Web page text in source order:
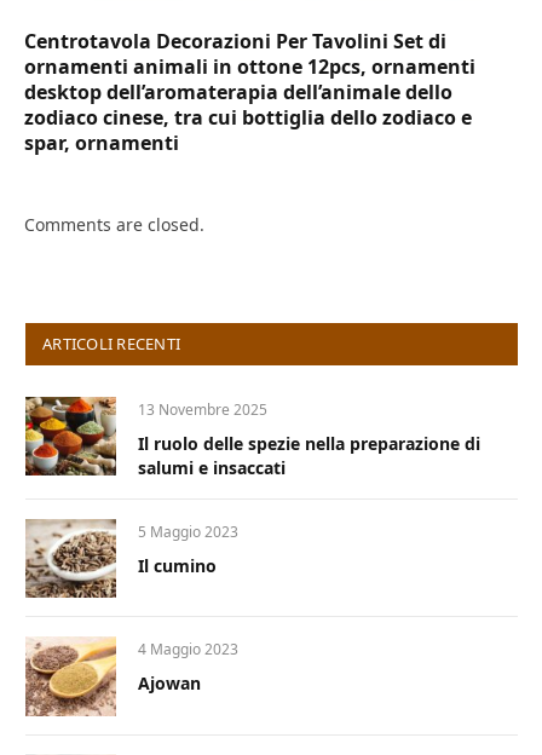
Centrotavola Decorazioni Per Tavolini Set di
ornamenti animali in ottone 12pcs, ornamenti
desktop dell’aromaterapia dell’animale dello
zodiaco cinese, tra cui bottiglia dello zodiaco e
spar, ornamenti
Comments are closed.
ARTICOLI RECENTI
13 Novembre 2025
Il ruolo delle spezie nella preparazione di
salumi e insaccati
5 Maggio 2023
Il cumino
4 Maggio 2023
Ajowan